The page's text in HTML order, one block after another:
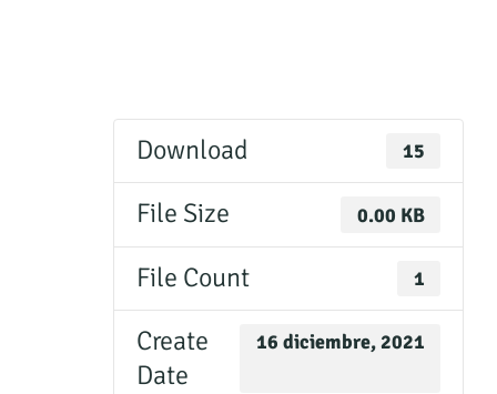
Download 15
File Size 0.00 KB
File Count 1
Create
Date
16 diciembre, 2021